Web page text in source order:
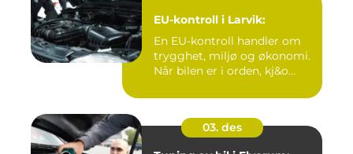
EU-kontroll i Larvik:
En EU-kontroll handler om
trygghet, miljø og økonomi.
Når bilen er i orden, kj&o...
03. des